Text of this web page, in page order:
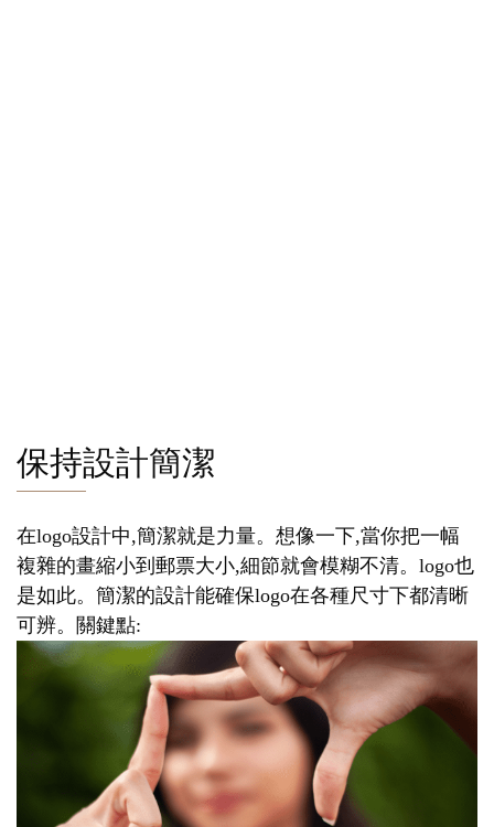
保持設計簡潔
在logo設計中,簡潔就是力量。想像一下,當你把一幅
複雜的畫縮小到郵票大小,細節就會模糊不清。logo也
是如此。簡潔的設計能確保logo在各種尺寸下都清晰
可辨。關鍵點: